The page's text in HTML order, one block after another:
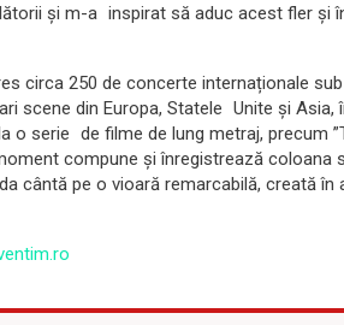
și m-a inspirat să aduc acest fler și
circa 250 de concerte internaționale
scene din Europa, Statele Unite și
serie de filme de lung metraj, precum
compune și înregistrează
cântă pe o vioară remarcabilă, creată în